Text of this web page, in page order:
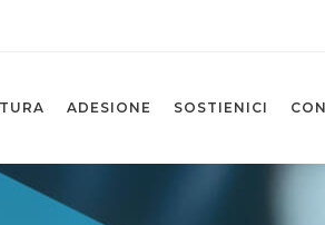
ADESIONE SOSTIENICI